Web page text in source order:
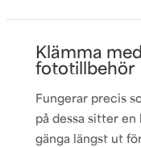
Klämma
fototillbehör
Fungerar precis
på dessa sitter
gänga längst ut